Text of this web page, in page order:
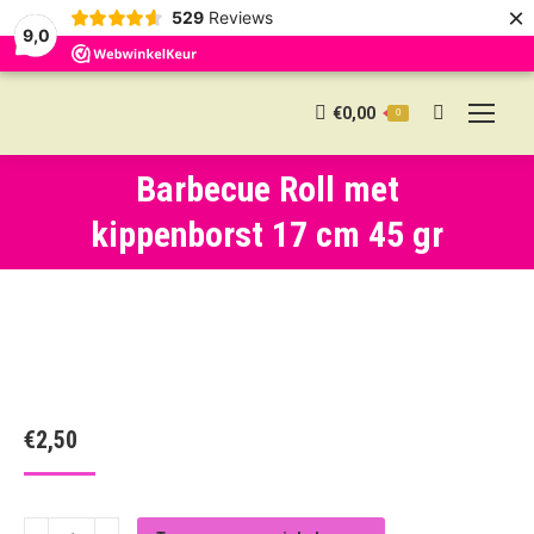
9,0
529 Reviews ×
€0,00 0 Search:
Barbecue Roll met
kippenborst 17 cm 45 gr
€2,50